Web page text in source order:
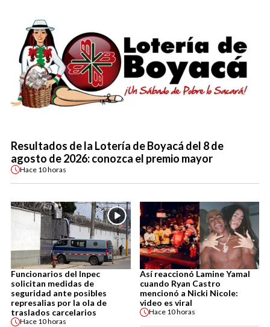
Resultados de la Lotería de Boyacá del 8 de
agosto de 2026: conozca el premio mayor
Hace 10 horas
Funcionarios del Inpec
solicitan medidas de
seguridad ante posibles
represalias por la ola de
traslados carcelarios
Hace 10 horas
Así reaccionó Lamine Yamal
cuando Ryan Castro
mencionó a Nicki Nicole:
video es viral
Hace 10 horas